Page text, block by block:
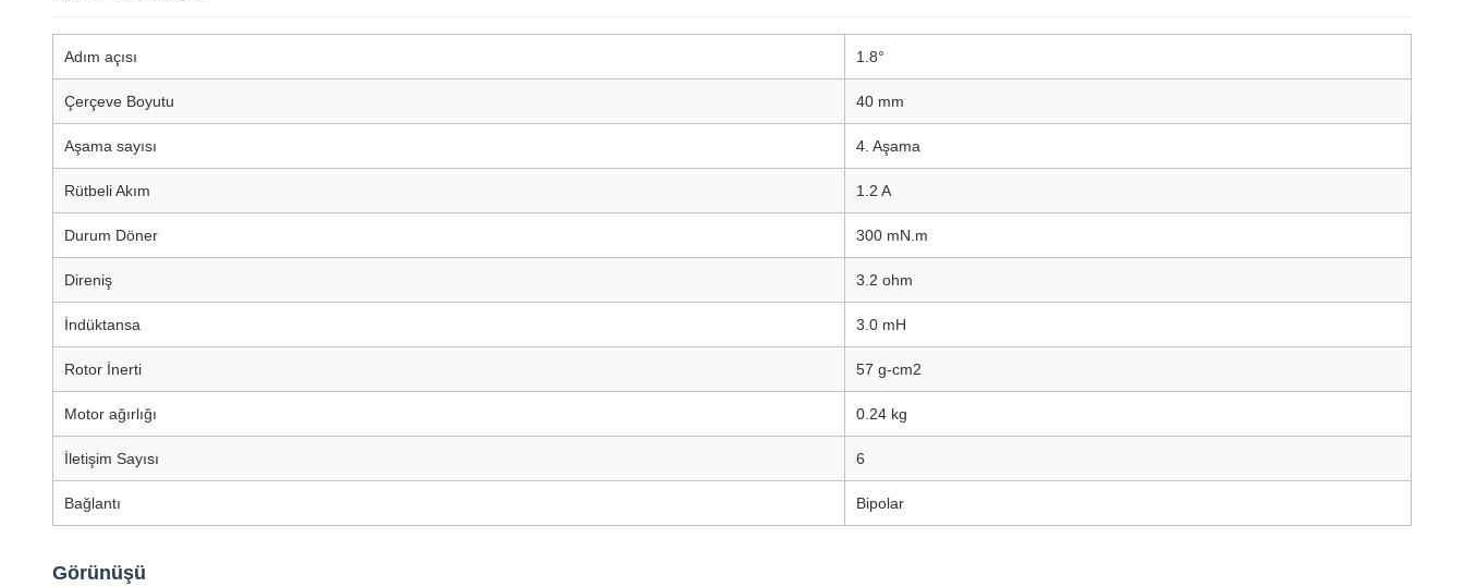
Adım açısı 1.8°
Çerçeve Boyutu 40 mm
Aşama sayısı 4. Aşama
Rütbeli Akım 1.2 A
Durum Döner 300 mN.m
Direniş 3.2 ohm
İndüktansa 3.0 mH
Rotor İnerti 57 g-cm2
Motor ağırlığı 0.24 kg
İletişim Sayısı 6
Bağlantı Bipolar
Görünüşü